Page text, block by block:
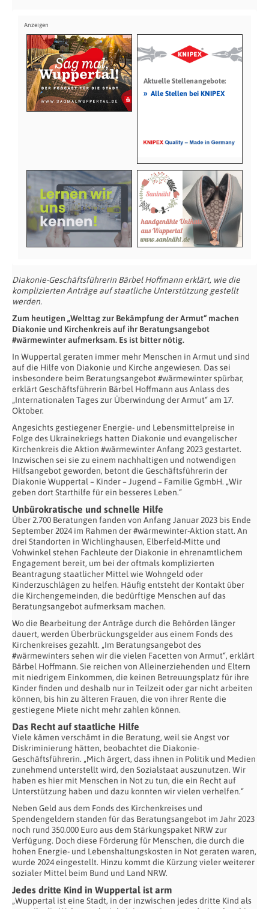
Aktuelle Stellenangebote:
» Alle Stellen bei KNIPEX
Diakonie-Geschäftsführerin Bärbel Hoffmann erklärt, wie die
komplizierten Anträge auf staatliche Unterstützung gestellt
werden.
Zum heutigen „Welttag zur Bekämpfung der Armut“ machen
Diakonie und Kirchenkreis auf ihr Beratungsangebot
#wärmewinter aufmerksam. Es ist bitter nötig.
In Wuppertal geraten immer mehr Menschen in Armut und sind
auf die Hilfe von Diakonie und Kirche angewiesen. Das sei
insbesondere beim Beratungsangebot #wärmewinter spürbar,
erklärt Geschäftsführerin Bärbel Hoffmann aus Anlass des
„Internationalen Tages zur Überwindung der Armut“ am 17.
Oktober.
Angesichts gestiegener Energie- und Lebensmittelpreise in
Folge des Ukrainekriegs hatten Diakonie und evangelischer
Kirchenkreis die Aktion #wärmewinter Anfang 2023 gestartet.
Inzwischen sei sie zu einem nachhaltigen und notwendigen
Hilfsangebot geworden, betont die Geschäftsführerin der
Diakonie Wuppertal – Kinder – Jugend – Familie GgmbH. „Wir
geben dort Starthilfe für ein besseres Leben.“
Unbürokratische und schnelle Hilfe
Über 2.700 Beratungen fanden von Anfang Januar 2023 bis Ende
September 2024 im Rahmen der #wärmewinter-Aktion statt. An
drei Standorten in Wichlinghausen, Elberfeld-Mitte und
Vohwinkel stehen Fachleute der Diakonie in ehrenamtlichem
Engagement bereit, um bei der oftmals komplizierten
Beantragung staatlicher Mittel wie Wohngeld oder
Kinderzuschlägen zu helfen. Häufig entsteht der Kontakt über
die Kirchengemeinden, die bedürftige Menschen auf das
Beratungsangebot aufmerksam machen.
Wo die Bearbeitung der Anträge durch die Behörden länger
dauert, werden Überbrückungsgelder aus einem Fonds des
Kirchenkreises gezahlt. „Im Beratungsangebot des
#wärmewinters sehen wir die vielen Facetten von Armut“, erklärt
Bärbel Hoffmann. Sie reichen von Alleinerziehenden und Eltern
mit niedrigem Einkommen, die keinen Betreuungsplatz für ihre
Kinder finden und deshalb nur in Teilzeit oder gar nicht arbeiten
können, bis hin zu älteren Frauen, die von ihrer Rente die
gestiegene Miete nicht mehr zahlen können.
Das Recht auf staatliche Hilfe
Viele kämen verschämt in die Beratung, weil sie Angst vor
Diskriminierung hätten, beobachtet die Diakonie-
Geschäftsführerin. „Mich ärgert, dass ihnen in Politik und Medien
zunehmend unterstellt wird, den Sozialstaat auszunutzen. Wir
haben es hier mit Menschen in Not zu tun, die ein Recht auf
Unterstützung haben und dazu konnten wir vielen verhelfen.“
Neben Geld aus dem Fonds des Kirchenkreises und
Spendengeldern standen für das Beratungsangebot im Jahr 2023
noch rund 350.000 Euro aus dem Stärkungspaket NRW zur
Verfügung. Doch diese Förderung für Menschen, die durch die
hohen Energie- und Lebenshaltungskosten in Not geraten waren,
wurde 2024 eingestellt. Hinzu kommt die Kürzung vieler weiterer
sozialer Mittel beim Bund und Land NRW.
Jedes dritte Kind in Wuppertal ist arm
„Wuppertal ist eine Stadt, in der inzwischen jedes dritte Kind als